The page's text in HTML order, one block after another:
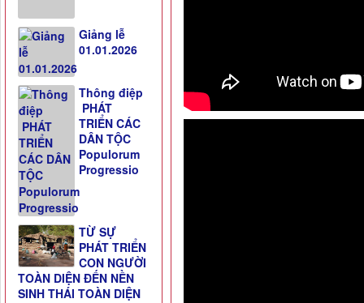
Giảng lễ
01.01.2026
Thông điệp
PHÁT
TRIỂN CÁC
DÂN TỘC
Populorum
Progressio
TỪ SỰ
PHÁT TRIỂN
CON NGƯỜI
TOÀN DIỆN ĐẾN NỀN
SINH THÁI TOÀN DIỆN